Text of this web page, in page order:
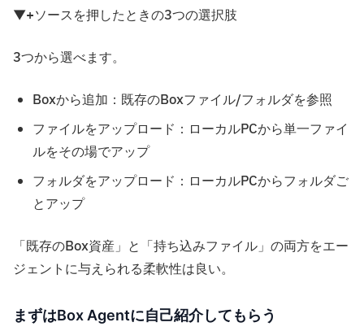
▼+ソースを押したときの3つの選択肢
3つから選べます。
Boxから追加：既存のBoxファイル/フォルダを参照
ファイルをアップロード：ローカルPCから単一ファイ
ルをその場でアップ
フォルダをアップロード：ローカルPCからフォルダご
とアップ
「既存のBox資産」と「持ち込みファイル」の両方をエー
ジェントに与えられる柔軟性は良い。
まずはBox Agentに自己紹介してもらう